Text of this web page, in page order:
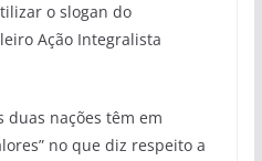
o slogan do
Ação Integralista
duas nações têm em
no que diz respeito a